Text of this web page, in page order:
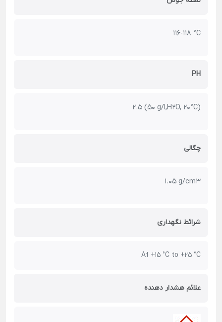
116-118 °C
PH
2.5 (50 g/l,H2O, 20°C)
چگالی
1.05 g/cm3
شرائط نگهداری
At +15 °C to +25 °C
علائم هشدار دهنده